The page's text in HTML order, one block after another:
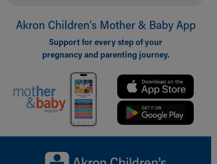
Akron Children‘s Mother & Baby App
Support for every step of your
pregnancy and parenting journey.